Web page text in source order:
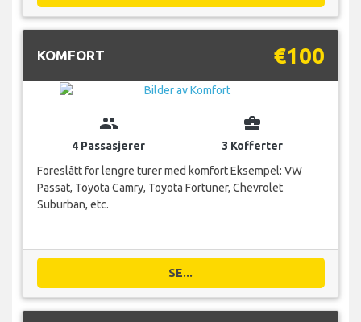
KOMFORT €100
group
4 Passasjerer
business_center
3 Kofferter
Foreslått for lengre turer med komfort Eksempel: VW
Passat, Toyota Camry, Toyota Fortuner, Chevrolet
Suburban, etc.
SE...